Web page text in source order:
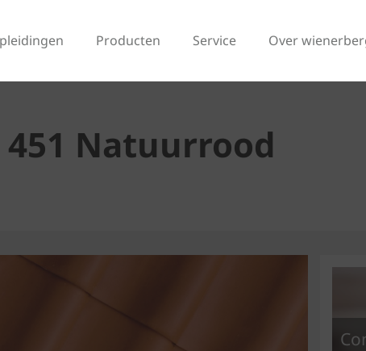
Producten Service Over
Natuurrood